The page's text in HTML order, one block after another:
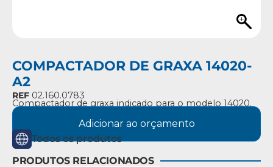
COMPACTADOR DE GRAXA 14020-
A2
REF 02.160.0783
Compactador de graxa indicado para o modelo 14020.
Adicionar ao orçamento
Todos os produtos
PRODUTOS RELACIONADOS